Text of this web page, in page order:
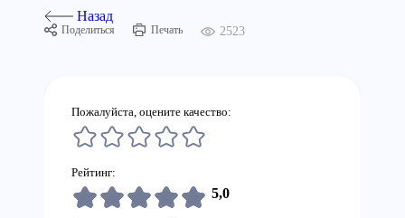
Назад
Поделиться Печать 2523
Пожалуйста, оцените качество:
Рейтинг:
5,0